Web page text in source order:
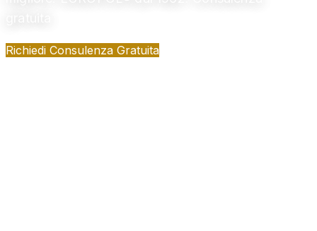
Richiedi Consulenza Gratuita